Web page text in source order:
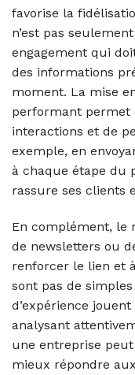
favorise la
n’est pas
engagement qui
des informations
moment. La mise
performant permet
interactions et de
exemple, en
à chaque étape du
rassure ses clients
En complément, le
de newsletters ou
renforcer le lien et
sont pas de
d’expérience
analysant
une entreprise
mieux répondre